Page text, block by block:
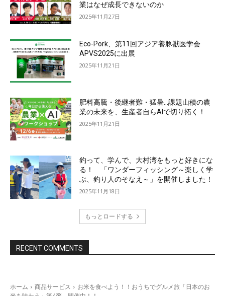
業はなぜ成長できないのか
2025年11月27日
Eco-Pork、第11回アジア養豚獣医学会
APVS2025に出展
2025年11月21日
肥料高騰・後継者難・猛暑…課題山積の農
業の未来を、生産者自らAIで切り拓く！
2025年11月21日
釣って、学んで、大村湾をもっと好きにな
る！ 「ワンダーフィッシング～楽しく学
ぶ、釣り人のそなえ～」を開催しました！
2025年11月18日
もっとロードする
RECENT COMMENTS